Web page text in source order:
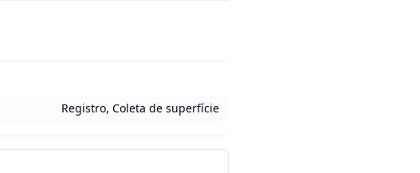
Registro, Coleta de superfície